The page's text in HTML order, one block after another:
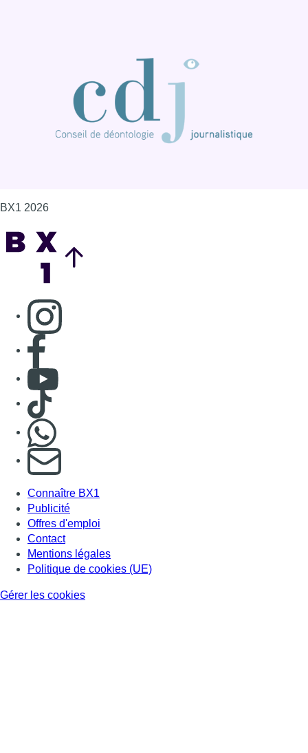
BX1 2026
Consulter page Instagram
Consulter page Facebook
Consulter Youtube
Consulter TikTok
S'abonner à notre newsletter
Connaître BX1
Publicité
Offres d'emploi
Contact
Mentions légales
Politique de cookies (UE)
Gérer les cookies